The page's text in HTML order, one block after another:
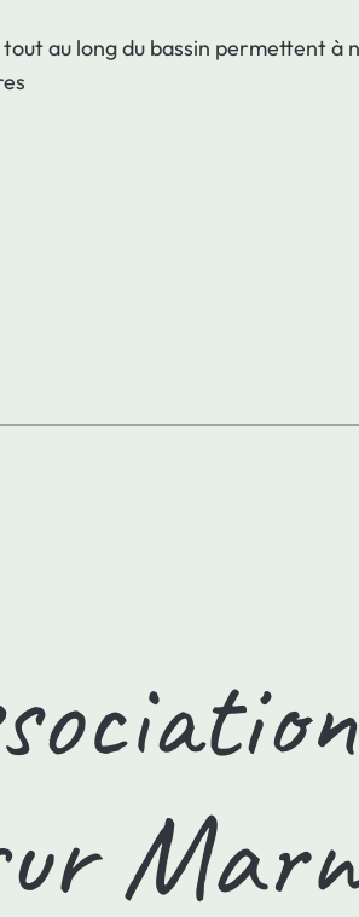
au long du bassin permettent